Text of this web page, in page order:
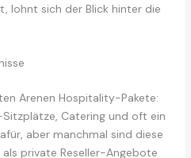
lohnt sich der Blick hinter die
Arenen Hospitality-Pakete:
Sitzplätze, Catering und oft ein
aber manchmal sind diese
private Reseller-Angebote